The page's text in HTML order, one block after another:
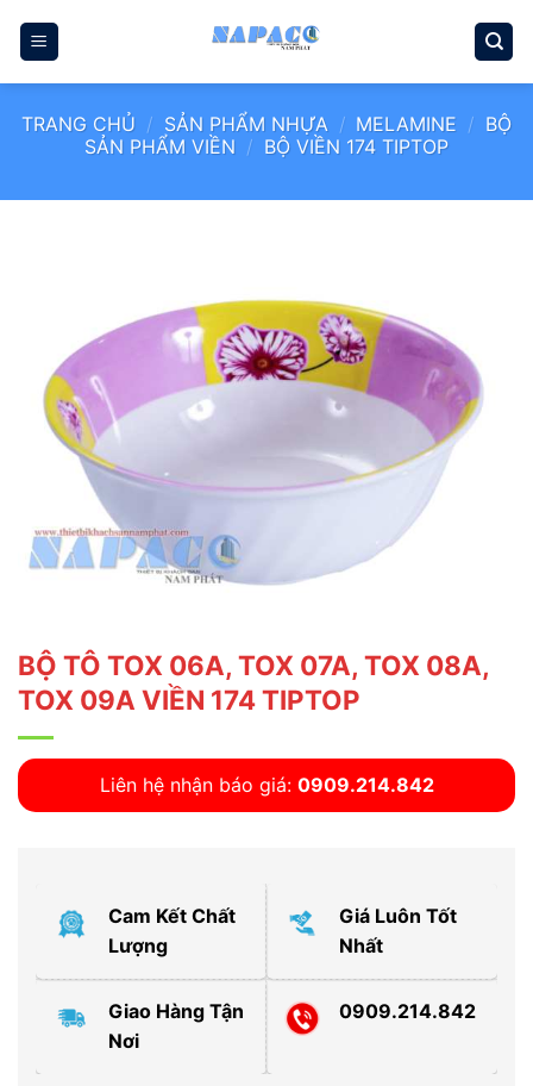
qua
TRANG CHỦ / SẢN PHẨM NHỰA / MELAMINE / BỘ
SẢN PHẨM VIỀN / BỘ VIỀN 174 TIPTOP
BỘ TÔ TOX 06A, TOX 07A, TOX 08A,
TOX 09A VIỀN 174 TIPTOP
Liên hệ nhận báo giá: 0909.214.842
Cam Kết Chất
Lượng
Giá Luôn Tốt
Nhất
Giao Hàng Tận
Nơi
0909.214.842